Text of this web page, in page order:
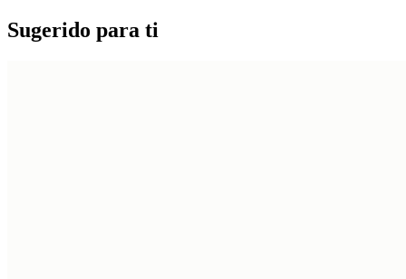
Sugerido para ti